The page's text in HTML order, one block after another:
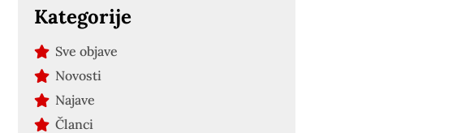
Kategorije
Sve objave
Novosti
Najave
Članci